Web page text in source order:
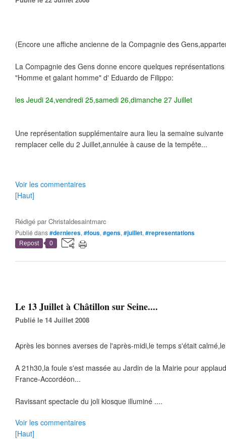
(Encore une affiche ancienne de la Compagnie des
La Compagnie des Gens donne encore quelques
"Homme et galant homme" d' Eduardo de Filippo:
les Jeudi 24,vendredi 25,samedi 26,dimanche 27 Juillet
Une représentation supplémentaire aura lieu la semaine suivante
remplacer celle du 2 Juillet,annulée à cause de la tempête...
Voir les commentaires
[Haut]
Rédigé parChristaldesaintmarc
Publié dans#dernieres, #fous, #gens, #juillet, #representations
Repost 0
Le 13 Juillet à Châtillon sur Seine....
Publié le 14 Juillet 2008
Après les bonnes averses de l'après-midi,le temps s'était
A 21h30,la foule s'est massée au Jardin de la Mairie pour
France-Accordéon...
Ravissant spectacle du joli kiosque illuminé ....
Voir les commentaires
[Haut]